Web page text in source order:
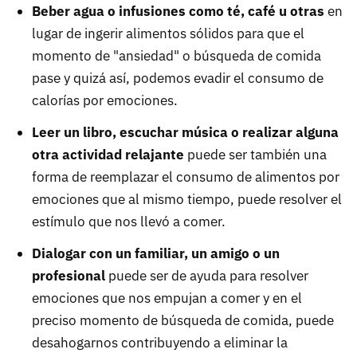
Beber agua o infusiones como té, café u otras en
lugar de ingerir alimentos sólidos para que el
momento de "ansiedad" o búsqueda de comida
pase y quizá así, podemos evadir el consumo de
calorías por emociones.
Leer un libro, escuchar música o realizar alguna
otra actividad relajante puede ser también una
forma de reemplazar el consumo de alimentos por
emociones que al mismo tiempo, puede resolver el
estímulo que nos llevó a comer.
Dialogar con un familiar, un amigo o un
profesional puede ser de ayuda para resolver
emociones que nos empujan a comer y en el
preciso momento de búsqueda de comida, puede
desahogarnos contribuyendo a eliminar la